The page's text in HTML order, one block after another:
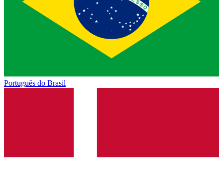
Português do Brasil